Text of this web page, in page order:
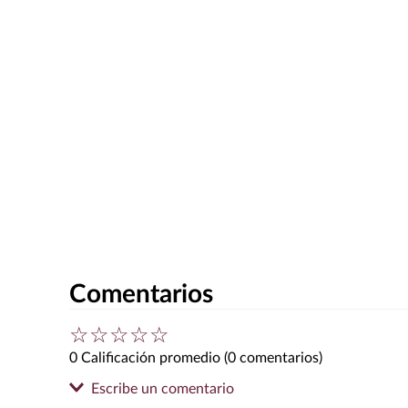
Comentarios
☆☆☆☆☆
0 Calificación promedio (0 comentarios)
Escribe un comentario